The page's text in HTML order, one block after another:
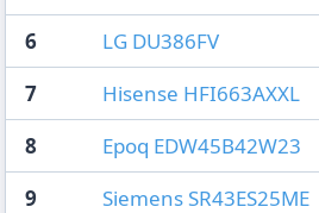
6 LG DU386FV
7
Hisense HFI663AXXL
8
Epoq EDW45B42W23
9
Siemens SR43ES25ME